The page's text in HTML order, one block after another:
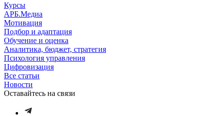
Курсы
АРБ.Медиа
Мотивация
Подбор и адаптация
Обучение и оценка
Аналитика, бюджет, стратегия
Психология управления
Цифровизация
Все статьи
Новости
Оставайтесь на связи